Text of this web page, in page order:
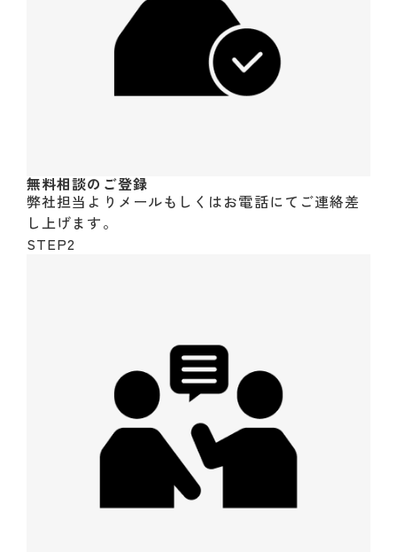
無料相談のご登録
弊社担当よりメールもしくはお電話にてご連絡差
し上げます。
STEP2